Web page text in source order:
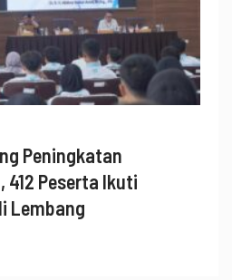
Peningkatan
412 Peserta Ikuti
Lembang